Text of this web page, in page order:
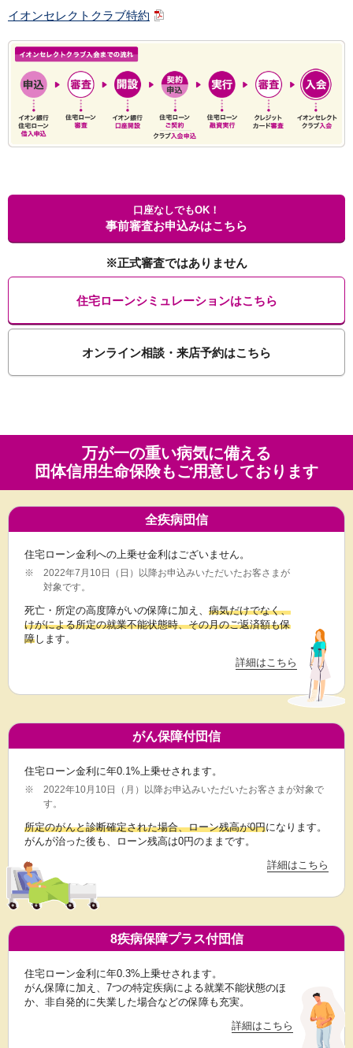
イオンセレクトクラブ特約
口座なしでもOK！
事前審査お申込みはこちら
※正式審査ではありません
住宅ローンシミュレーションはこちら
オンライン相談・来店予約はこちら
万が一の重い病気に備える
団体信用生命保険もご用意しております
がん保障付団信
住宅ローン金利に年0.1%上乗せされます。
※
2022年10月10日（月）以降お申込みいただいたお客さまが対象で
す。
所定のがんと診断確定された場合、ローン残高が0円になります。
がんが治った後も、ローン残高は0円のままです。
詳細はこちら
全疾病団信
住宅ローン金利への上乗せ金利はございません。
※
2022年7月10日（日）以降お申込みいただいたお客さまが
対象です。
死亡・所定の高度障がいの保障に加え、 病気だけでなく、
けがによる所定の就業不能状態時、その月のご返済額も保
障します。
詳細はこちら
8疾病保障プラス付団信
住宅ローン金利に年0.3%上乗せされます。
がん保障に加え、7つの特定疾病による就業不能状態のほ
か、非自発的に失業した場合などの保障も充実。
詳細はこちら